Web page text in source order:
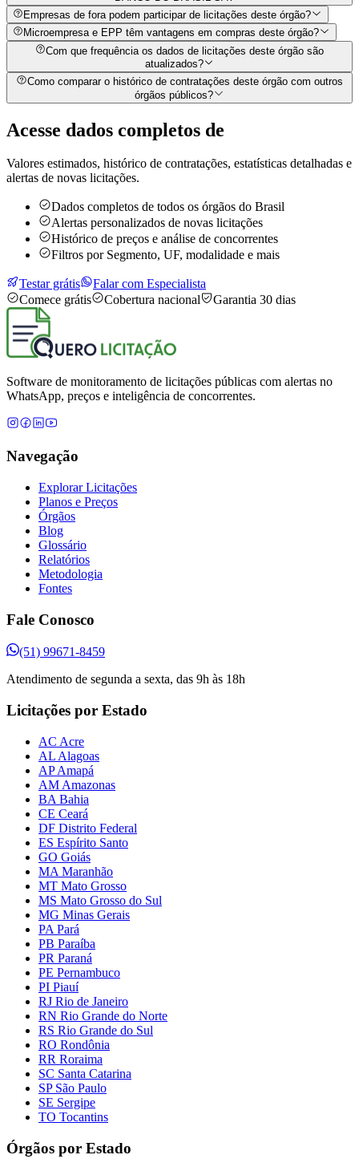
Empresas de fora podem participar de licitações deste órgão?
Microempresa e EPP têm vantagens em compras deste órgão?
Com que frequência os dados de licitações deste órgão são
atualizados?
Como comparar o histórico de contratações deste órgão com outros
órgãos públicos?
Acesse dados completos de
Valores estimados, histórico de contratações, estatísticas detalhadas e
alertas de novas licitações.
Dados completos de todos os órgãos do Brasil
Alertas personalizados de novas licitações
Histórico de preços e análise de concorrentes
Filtros por Segmento, UF, modalidade e mais
Testar grátis
Falar com Especialista
Comece grátis
Cobertura nacional Garantia 30 dias
Software de monitoramento de licitações públicas com alertas no
WhatsApp, preços e inteligência de concorrentes.
Navegação
Explorar Licitações
Planos e Preços
Órgãos
Blog
Glossário
Relatórios
Metodologia
Fontes
Fale Conosco
(51) 99671-8459
Atendimento de segunda a sexta, das 9h às 18h
Licitações por Estado
AC Acre
AL Alagoas
AP Amapá
AM Amazonas
BA Bahia
CE Ceará
DF Distrito Federal
ES Espírito Santo
GO Goiás
MA Maranhão
MT Mato Grosso
MS Mato Grosso do Sul
MG Minas Gerais
PA Pará
PB Paraíba
PR Paraná
PE Pernambuco
PI Piauí
RJ Rio de Janeiro
RN Rio Grande do Norte
RS Rio Grande do Sul
RO Rondônia
RR Roraima
SC Santa Catarina
SP São Paulo
SE Sergipe
TO Tocantins
Órgãos por Estado